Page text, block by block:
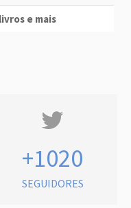
e mais
+1020
SEGUIDORES